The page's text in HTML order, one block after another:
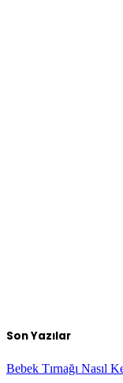
Son Yazılar
Bebek Tırnağı Nasıl